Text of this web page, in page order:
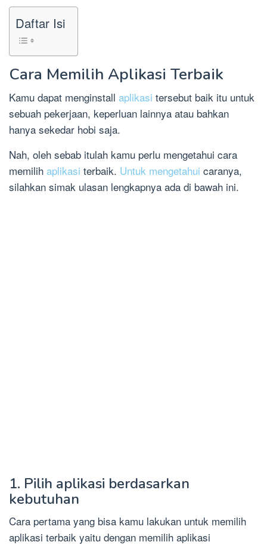
Daftar Isi
Cara Memilih Aplikasi Terbaik
Kamu dapat menginstall aplikasi tersebut baik itu untuk
sebuah pekerjaan, keperluan lainnya atau bahkan
hanya sekedar hobi saja.
Nah, oleh sebab itulah kamu perlu mengetahui cara
memilih aplikasi terbaik. Untuk mengetahui caranya,
silahkan simak ulasan lengkapnya ada di bawah ini.
1. Pilih aplikasi berdasarkan
kebutuhan
Cara pertama yang bisa kamu lakukan untuk memilih
aplikasi terbaik yaitu dengan memilih aplikasi